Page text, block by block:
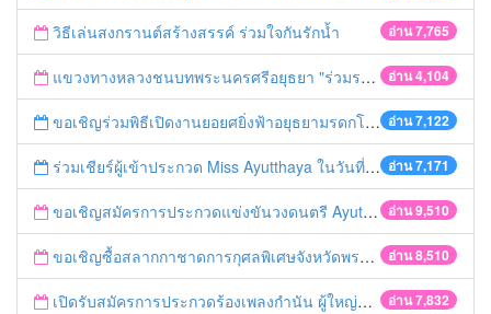
อ่าน 7,765
วิธีเล่นสงกรานต์สร้างสรรค์ ร่วมใจกันรักน้ำ
อ่าน 4,104
แขวงทางหลวงชนบทพระนครศรีอยุธยา "ร่วมรณรงค์ ขับช้า เปิดไฟหน้า คาดเข็มขัด" เทศกาลสงกรานต์ ปี 2561
อ่าน 7,122
ขอเชิญร่วมพิธีเปิดงานยอยศยิ่งฟ้าอยุธยามรดกโลก
อ่าน 7,171
ร่วมเชียร์ผู้เข้าประกวด Miss Ayutthaya ในวันที่ 15 ธันวาคม 2560
อ่าน 9,510
ขอเชิญสมัครการประกวดแข่งขันวงดนตรี Ayutthaya battle of the bands
อ่าน 8,510
ขอเชิญซื้อสลากกาชาดการกุศลพิเศษจังหวัดพระนครศรีอยุธยา 2560
อ่าน 7,832
เปิดรับสมัครการประกวดร้องเพลงกำนัน ผู้ใหญ่บ้าน ฯลฯ